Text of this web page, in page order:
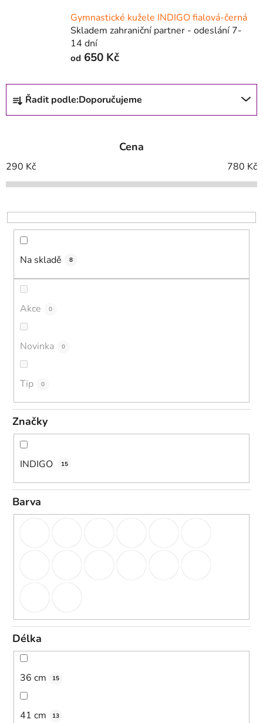
Gymnastické kužele INDIGO fialová-černá
Skladem zahraniční partner - odeslání 7-
14 dní
od 650 Kč
Ř
z
í
p
o
d
Řadit podle:Doporučujeme
Cena
290 Kč 780 Kč
Na skladě 8
Akce 0
Novinka 0
Tip 0
Značky
INDIGO 15
Barva
Délka
36 cm 15
41 cm 13